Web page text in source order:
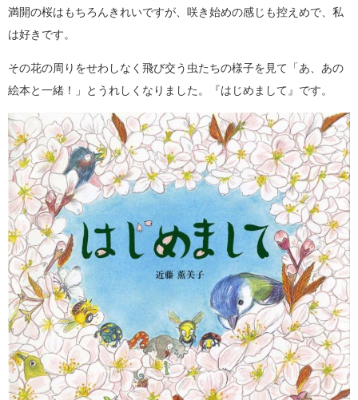
満開の桜はもちろんきれいですが、咲き始めの感じも控えめで、私
は好きです。
その花の周りをせわしなく飛び交う虫たちの様子を見て「あ、あの
絵本と一緒！」とうれしくなりました。『はじめまして』です。